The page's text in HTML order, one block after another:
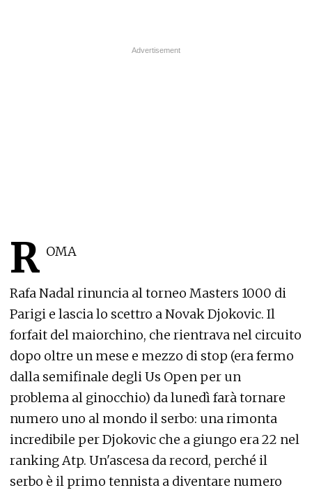
R OMA
Rafa Nadal rinuncia al torneo Masters 1000 di
Parigi e lascia lo scettro a Novak Djokovic. Il
forfait del maiorchino, che rientrava nel circuito
dopo oltre un mese e mezzo di stop (era fermo
dalla semifinale degli Us Open per un
problema al ginocchio) da lunedì farà tornare
numero uno al mondo il serbo: una rimonta
incredibile per Djokovic che a giungo era 22 nel
ranking Atp. Un'ascesa da record, perché il
serbo è il primo tennista a diventare numero